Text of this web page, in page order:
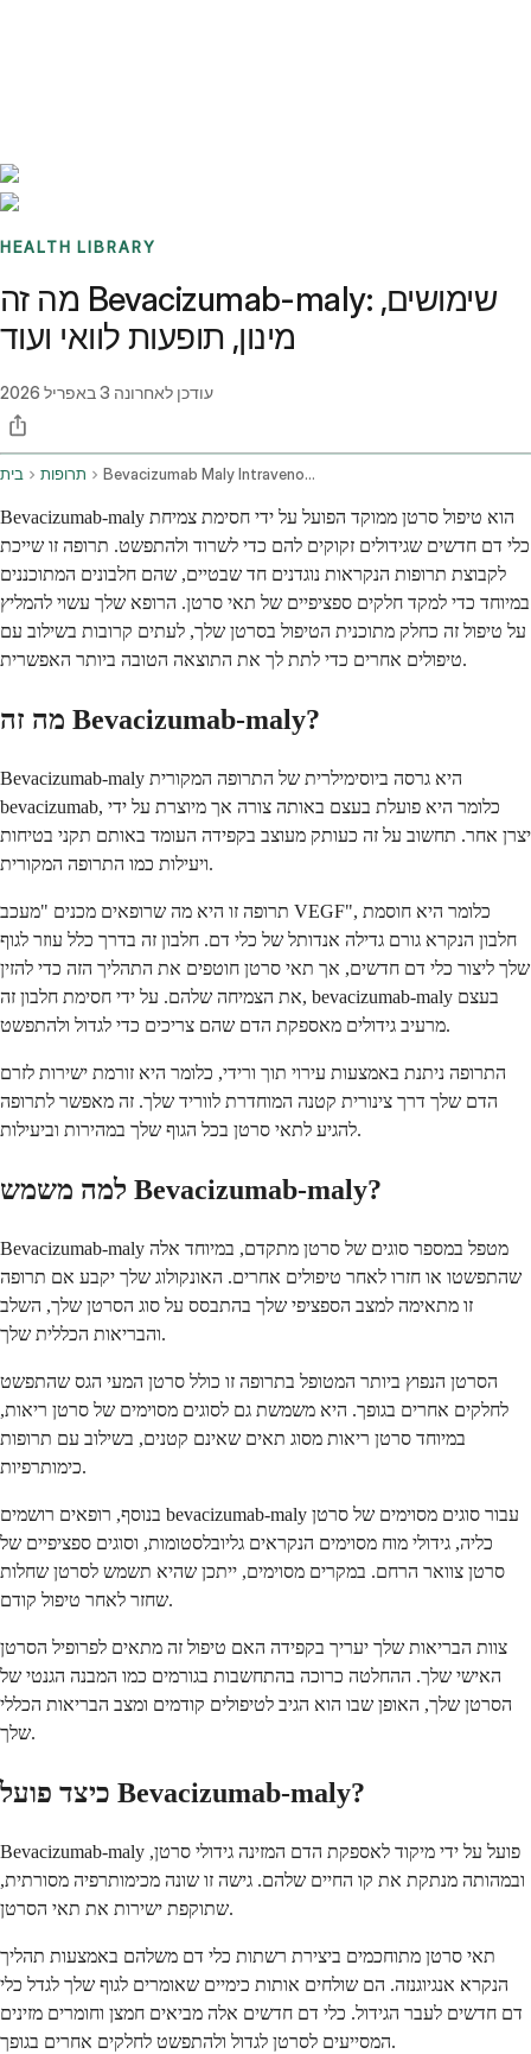
HEALTH LIBRARY
מה זה Bevacizumab-maly: שימושים,
מינון, תופעות לוואי ועוד
עודכן לאחרונה 3 באפריל 2026
בית תרופות Bevacizumab Maly Intravenous Route
Bevacizumab-maly הוא טיפול סרטן ממוקד הפועל על ידי חסימת צמיחת
כלי דם חדשים שגידולים זקוקים להם כדי לשרוד ולהתפשט. תרופה זו שייכת
לקבוצת תרופות הנקראות נוגדנים חד שבטיים, שהם חלבונים המתוכננים
במיוחד כדי למקד חלקים ספציפיים של תאי סרטן. הרופא שלך עשוי להמליץ
על טיפול זה כחלק מתוכנית הטיפול בסרטן שלך, לעתים קרובות בשילוב עם
טיפולים אחרים כדי לתת לך את התוצאה הטובה ביותר האפשרית.
מה זה Bevacizumab-maly?
Bevacizumab-maly היא גרסה ביוסימילרית של התרופה המקורית
bevacizumab, כלומר היא פועלת בעצם באותה צורה אך מיוצרת על ידי
יצרן אחר. תחשוב על זה כעותק מעוצב בקפידה העומד באותם תקני בטיחות
ויעילות כמו התרופה המקורית.
תרופה זו היא מה שרופאים מכנים "מעכב VEGF", כלומר היא חוסמת
חלבון הנקרא גורם גדילה אנדותל של כלי דם. חלבון זה בדרך כלל עוזר לגוף
שלך ליצור כלי דם חדשים, אך תאי סרטן חוטפים את התהליך הזה כדי להזין
את הצמיחה שלהם. על ידי חסימת חלבון זה, bevacizumab-maly בעצם
מרעיב גידולים מאספקת הדם שהם צריכים כדי לגדול ולהתפשט.
התרופה ניתנת באמצעות עירוי תוך ורידי, כלומר היא זורמת ישירות לזרם
הדם שלך דרך צינורית קטנה המוחדרת לווריד שלך. זה מאפשר לתרופה
להגיע לתאי סרטן בכל הגוף שלך במהירות וביעילות.
למה משמש Bevacizumab-maly?
Bevacizumab-maly מטפל במספר סוגים של סרטן מתקדם, במיוחד אלה
שהתפשטו או חזרו לאחר טיפולים אחרים. האונקולוג שלך יקבע אם תרופה
זו מתאימה למצב הספציפי שלך בהתבסס על סוג הסרטן שלך, השלב
והבריאות הכללית שלך.
הסרטן הנפוץ ביותר המטופל בתרופה זו כולל סרטן המעי הגס שהתפשט
לחלקים אחרים בגופך. היא משמשת גם לסוגים מסוימים של סרטן ריאות,
במיוחד סרטן ריאות מסוג תאים שאינם קטנים, בשילוב עם תרופות
כימותרפיות.
בנוסף, רופאים רושמים bevacizumab-maly עבור סוגים מסוימים של סרטן
כליה, גידולי מוח מסוימים הנקראים גליובלסטומות, וסוגים ספציפיים של
סרטן צוואר הרחם. במקרים מסוימים, ייתכן שהיא תשמש לסרטן שחלות
שחזר לאחר טיפול קודם.
צוות הבריאות שלך יעריך בקפידה האם טיפול זה מתאים לפרופיל הסרטן
האישי שלך. ההחלטה כרוכה בהתחשבות בגורמים כמו המבנה הגנטי של
הסרטן שלך, האופן שבו הוא הגיב לטיפולים קודמים ומצב הבריאות הכללי
שלך.
כיצד פועל Bevacizumab-maly?
Bevacizumab-maly פועל על ידי מיקוד לאספקת הדם המזינה גידולי סרטן,
ובמהותה מנתקת את קו החיים שלהם. גישה זו שונה מכימותרפיה מסורתית,
שתוקפת ישירות את תאי הסרטן.
תאי סרטן מתוחכמים ביצירת רשתות כלי דם משלהם באמצעות תהליך
הנקרא אנגיוגנזה. הם שולחים אותות כימיים שאומרים לגוף שלך לגדל כלי
דם חדשים לעבר הגידול. כלי דם חדשים אלה מביאים חמצן וחומרים מזינים
המסייעים לסרטן לגדול ולהתפשט לחלקים אחרים בגופך.